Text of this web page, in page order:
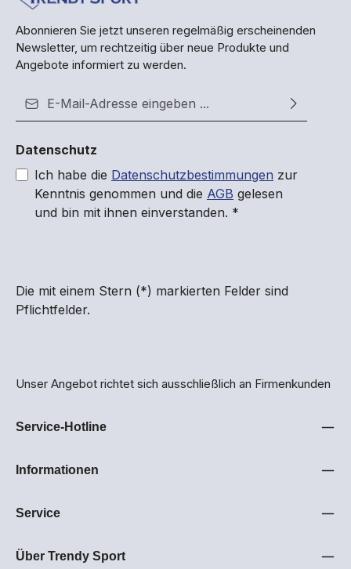
Abonnieren Sie jetzt unseren regelmäßig erscheinenden
Newsletter, um rechtzeitig über neue Produkte und
Angebote informiert zu werden.
Datenschutz
Ich habe die Datenschutzbestimmungen zur
Kenntnis genommen und die AGB gelesen
und bin mit ihnen einverstanden. *
Die mit einem Stern (*) markierten Felder sind
Pflichtfelder.
Unser Angebot richtet sich ausschließlich an Firmenkunden
Service-Hotline
Informationen
Service
Über Trendy Sport